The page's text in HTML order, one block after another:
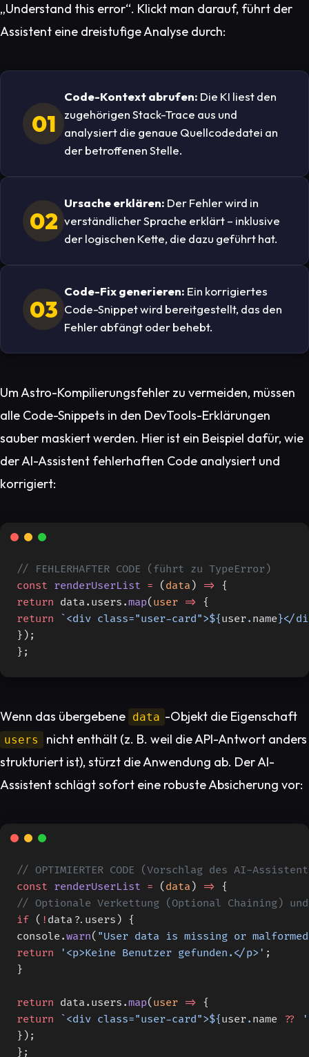
„Understand this error“. Klickt man darauf, führt der
Assistent eine dreistufige Analyse durch:
01
Code-Kontext abrufen: Die KI liest den
zugehörigen Stack-Trace aus und
analysiert die genaue Quellcodedatei an
der betroffenen Stelle.
02
Ursache erklären: Der Fehler wird in
verständlicher Sprache erklärt – inklusive
der logischen Kette, die dazu geführt hat.
03
Code-Fix generieren: Ein korrigiertes
Code-Snippet wird bereitgestellt, das den
Fehler abfängt oder behebt.
Um Astro-Kompilierungsfehler zu vermeiden, müssen
alle Code-Snippets in den DevTools-Erklärungen
sauber maskiert werden. Hier ist ein Beispiel dafür, wie
der AI-Assistent fehlerhaften Code analysiert und
korrigiert:
// FEHLERHAFTER CODE (führt zu TypeError)
const renderUserList = ( data ) => {
return data.users.map( user => {
return `<div class="user-card">${user. name}</
});
};
Wenn das übergebene data -Objekt die Eigenschaft
users
nicht enthält (z. B. weil die API-Antwort anders
strukturiert ist), stürzt die Anwendung ab. Der AI-
Assistent schlägt sofort eine robuste Absicherung vor:
// OPTIMIERTER CODE (Vorschlag des AI-
const renderUserList = ( data ) => {
// Optionale Verkettung (Optional Chaining)
if ( ! data?.users) {
console.warn( "User data is missing or
return '<p>Keine Benutzer gefunden.</p>' ;
}
return data.users.map( user => {
return `<div class="user-card">${user. name ??
});
};